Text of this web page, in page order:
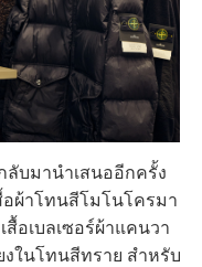
มานำเสนออีกครั้ง
อผ้าโทนสีโมโนโครมา
สื้อเบลเซอร์ผ้าแคนวา
ในโทนสีทราย สำหรับ